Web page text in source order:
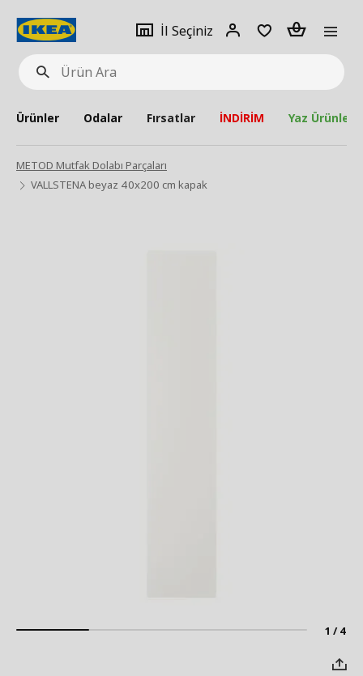
Ürün
Ara
İl Seçiniz
Giriş
Adet
Ürünler Odalar Fırsatlar İNDİRİM Yaz Ürünleri
METOD Mutfak Dolabı Parçaları
VALLSTENA beyaz 40x200 cm kapak
1 / 4